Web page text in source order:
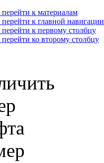
к материалам
к главной навигации
к первому столбцу
ко второму столбцу